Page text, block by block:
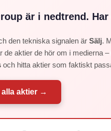
är i nedtrend.
den tekniska signalen är Sälj.
de aktier de hör om i medierna
och hitta aktier som faktiskt
aktier →